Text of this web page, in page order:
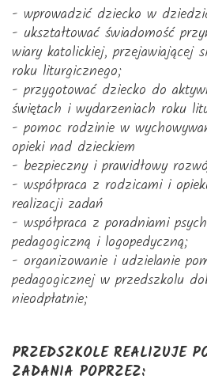
- wprowadzić dziecko w
- ukształtować świadomość
wiary katolickiej, przejawiającej
roku liturgicznego;
- przygotować dziecko do
świętach i wydarzeniach roku
- pomoc rodzinie w
opieki nad dzieckiem
- bezpieczny i prawidłowy
- współpraca z rodzicami i
realizacji zadań
- współpraca z poradniami
pedagogiczną i logopedyczną;
- organizowanie i udzielanie
pedagogicznej w przedszkolu
nieodpłatnie;
PRZEDSZKOLE REALIZUJE
ZADANIA POPRZEZ: